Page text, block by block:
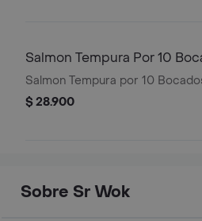
Salmon Tempura Por 10
Salmon Tempura por 10
$ 28.900
Sobre Sr Wok